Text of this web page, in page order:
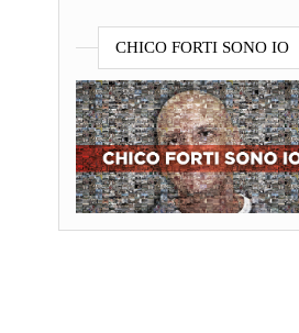
CHICO FORTI SONO IO